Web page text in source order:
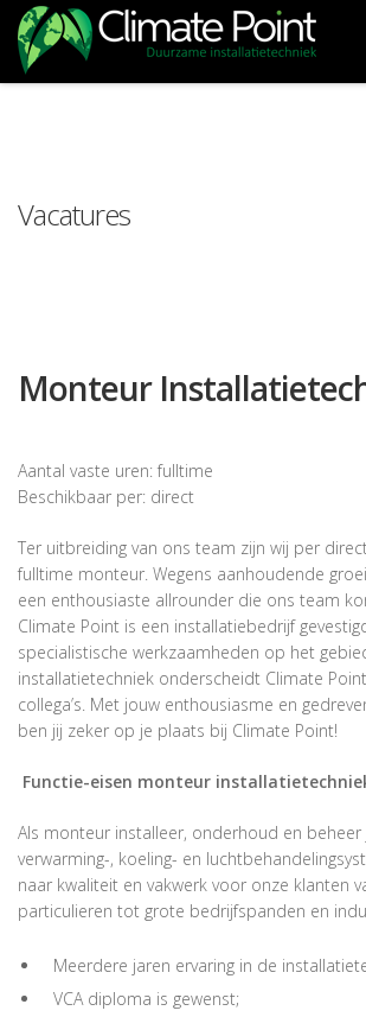
Vacatures
Monteur
Aantal vaste uren: fulltime
Beschikbaar per: direct
Ter uitbreiding van ons team zijn wij per
fulltime monteur. Wegens aanhoudende
een enthousiaste allrounder die ons team
Climate Point is een installatiebedrijf
specialistische werkzaamheden op het
installatietechniek onderscheidt Climate
collega’s. Met jouw enthousiasme en
ben jij zeker op je plaats bij Climate Point!
Functie-eisen monteur
Als monteur installeer, onderhoud en
verwarming-, koeling- en
naar kwaliteit en vakwerk voor onze klanten
particulieren tot grote bedrijfspanden en
Meerdere jaren ervaring in de
VCA diploma is gewenst;